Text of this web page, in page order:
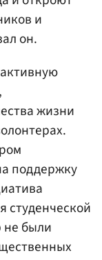
и
он.
жизни
поддержку
студенческой
не были